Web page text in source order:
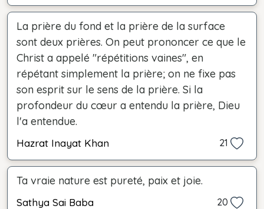
La prière du fond et la prière de la surface
sont deux prières. On peut prononcer ce que le
Christ a appelé "répétitions vaines", en
répétant simplement la prière; on ne fixe pas
son esprit sur le sens de la prière. Si la
profondeur du cœur a entendu la prière, Dieu
l'a entendue.
Hazrat Inayat Khan 21
Ta vraie nature est pureté, paix et joie.
Sathya Sai Baba 20